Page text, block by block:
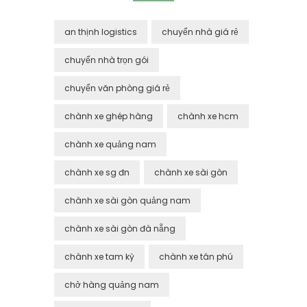
an thịnh logistics chuyển nhà giá rẻ
chuyển nhà trọn gói
chuyển văn phòng giá rẻ
chành xe ghép hàng chành xe hcm
chành xe quảng nam
chành xe sg đn chành xe sài gòn
chành xe sài gòn quảng nam
chành xe sài gòn đà nẵng
chành xe tam kỳ chành xe tân phú
chở hàng quảng nam